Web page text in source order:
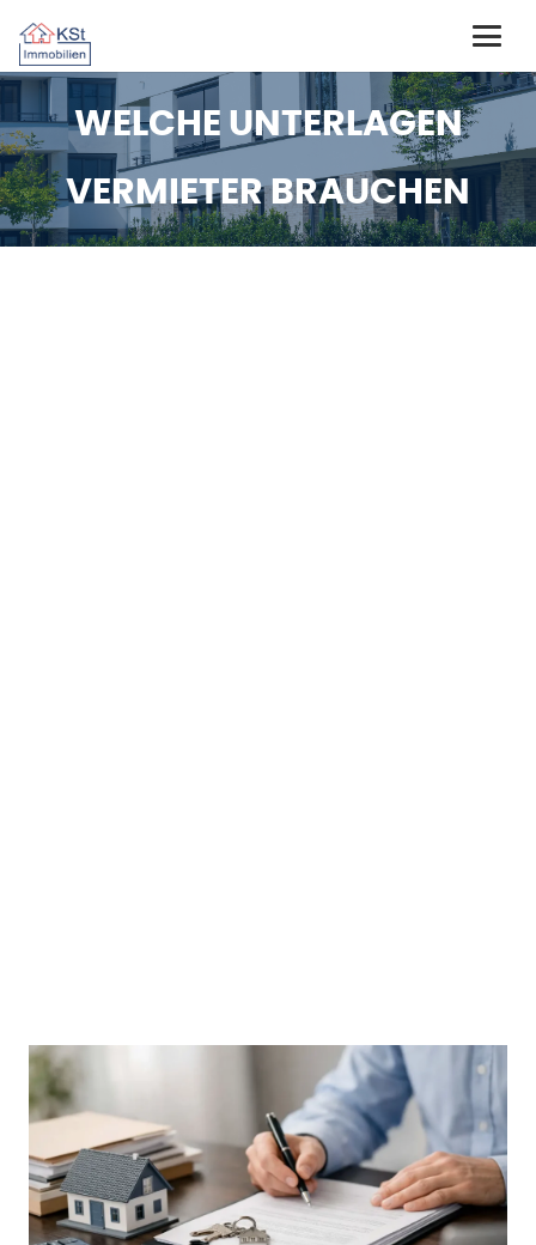
WELCHE UNTERLAGEN
VERMIETER BRAUCHEN